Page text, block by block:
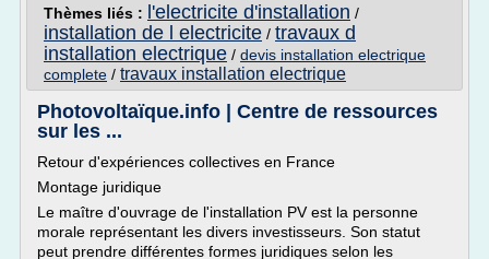
Thèmes liés :
l'electricite d'installation /
installation de l electricite / travaux d
installation electrique / devis installation electrique
complete / travaux installation electrique
Photovoltaïque.info | Centre de ressources
sur les ...
Retour d'expériences collectives en France
Montage juridique
Le maître d'ouvrage de l'installation PV est la personne
morale représentant les divers investisseurs. Son statut
peut prendre différentes formes juridiques selon les